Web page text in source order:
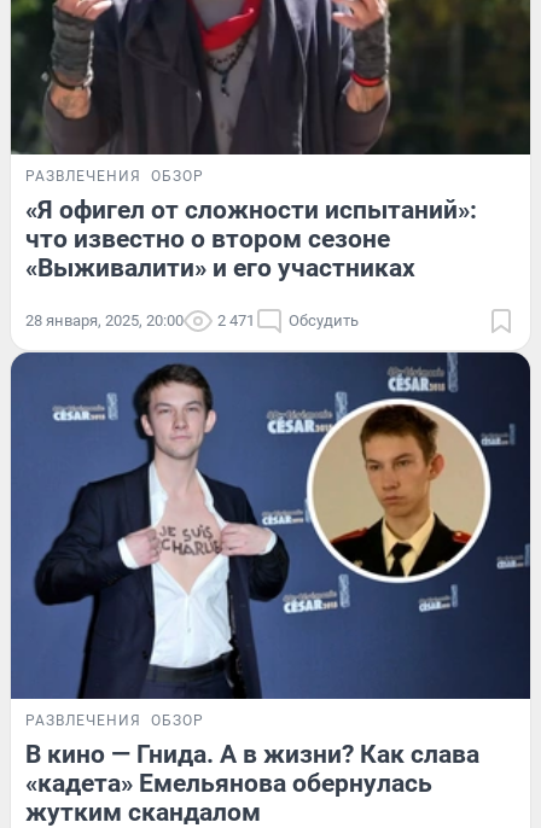
РАЗВЛЕЧЕНИЯ ОБЗОР
«Я офигел от сложности испытаний»:
что известно о втором сезоне
«Выживалити» и его участниках
28 января, 2025, 20:00 2 471 Обсудить
РАЗВЛЕЧЕНИЯ ОБЗОР
В кино — Гнида. А в жизни? Как слава
«кадета» Емельянова обернулась
жутким скандалом